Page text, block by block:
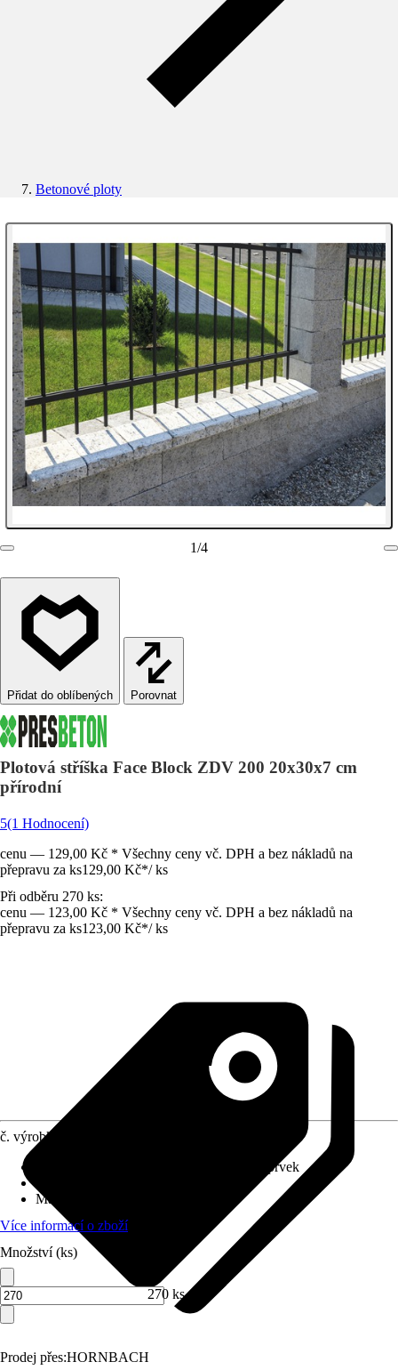
Betonové ploty
1/4
Porovnat
Plotová stříška Face Block ZDV 200 20x30x7 cm
přírodní
5(1 Hodnocení)
cenu — 129,00 Kč * Všechny ceny vč. DPH a bez nákladů na
přepravu za ks129,00 Kč*/ ks
Při odběru 270 ks:
cenu — 123,00 Kč * Všechny ceny vč. DPH a bez nákladů na
přepravu za ks123,00 Kč*/ ks
Prodej přes:HORNBACH
č. výrobku
Zakrytí sloupku, Ukončovací prvek
Materiál
Více informací o zboží
Množství (ks)
270 ks